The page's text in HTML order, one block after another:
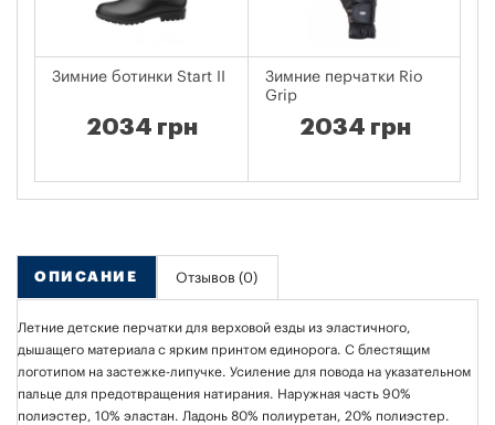
Зимние ботинки Start II
2034 грн
Зимние перчатки Rio
Grip
2034 грн
ОПИСАНИЕ Отзывов (0)
Летние детские перчатки для верховой езды из эластичного,
дышащего материала с ярким принтом единорога. С блестящим
логотипом на застежке-липучке. Усиление для повода на указательном
пальце для предотвращения натирания. Наружная часть 90%
полиэстер, 10% эластан. Ладонь 80% полиуретан, 20% полиэстер.